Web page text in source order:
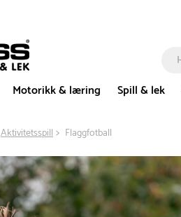
Motorikk & læring
Spill & lek
Aktivitetsspill Flaggfotball